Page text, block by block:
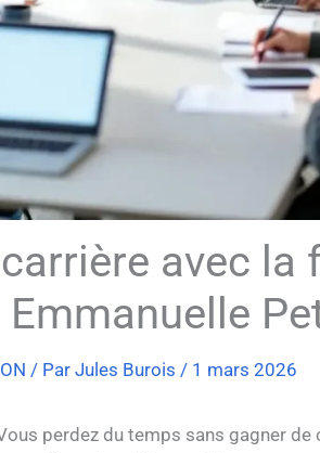
avec la
/ ParJules Burois/ 1 mars 2026
perdez du temps sans gagner de